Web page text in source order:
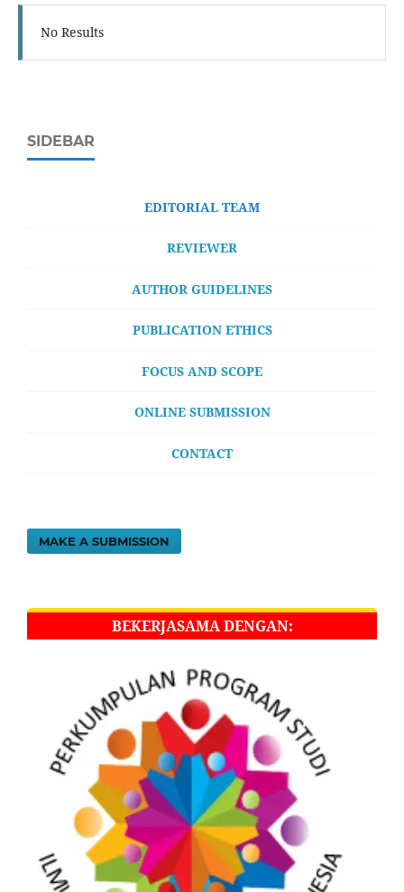
No Results
SIDEBAR
EDITORIAL TEAM
REVIEWER
AUTHOR GUIDELINES
PUBLICATION ETHICS
FOCUS AND SCOPE
ONLINE SUBMISSION
CONTACT
MAKE A SUBMISSION
BEKERJASAMA DENGAN: